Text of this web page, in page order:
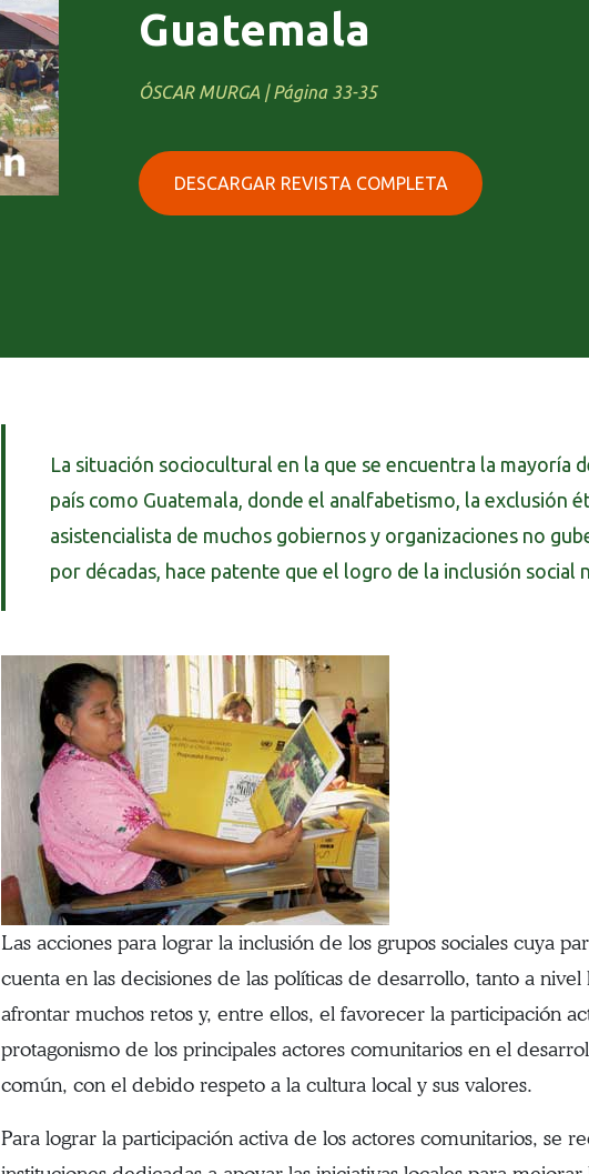
Guatemala
ÓSCAR MURGA | Página 33-35
DESCARGAR REVISTA COMPLETA
La situación sociocultural en la que se encuentra la mayoría
país como Guatemala, donde el analfabetismo, la exclusión
asistencialista de muchos gobiernos y organizaciones no
por décadas, hace patente que el logro de la inclusión social
Las acciones para lograr la inclusión de los grupos sociales cuya
cuenta en las decisiones de las políticas de desarrollo, tanto a
afrontar muchos retos y, entre ellos, el favorecer la participación
protagonismo de los principales actores comunitarios en el
común, con el debido respeto a la cultura local y sus valores.
Para lograr la participación activa de los actores comunitarios, se